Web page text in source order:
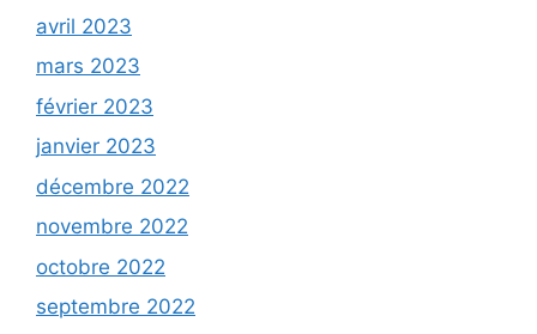
avril 2023
mars 2023
février 2023
janvier 2023
décembre 2022
novembre 2022
octobre 2022
septembre 2022